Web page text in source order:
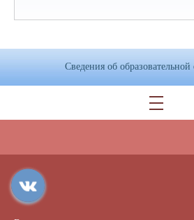
Сведения об образовательной